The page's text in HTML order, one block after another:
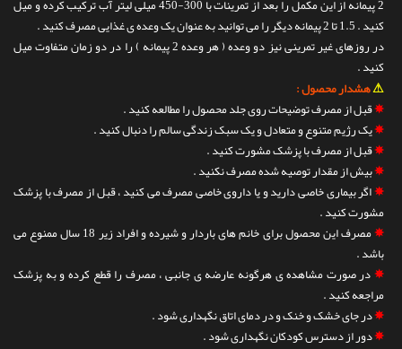
2 پیمانه از این مکمل را بعد از تمرینات با 300-450 میلی لیتر آب ترکیب کرده و میل
کنید . 1.5 تا 2 پیمانه دیگر را می توانید به عنوان یک وعده ی غذایی مصرف کنید .
در روزهای غیر تمرینی نیز دو وعده ( هر وعده 2 پیمانه ) را در دو زمان متفاوت میل
کنید .
⚠هشدار محصول :
✵قبل از مصرف توضیحات روی جلد محصول را مطالعه کنید .
✵یک رژیم متنوع و متعادل و یک سبک زندگی سالم را دنبال کنید .
✵قبل از مصرف با پزشک مشورت کنید .
✵بیش از مقدار توصیه شده مصرف نکنید .
✵اگر بیماری خاصی دارید و یا داروی خاصی مصرف می کنید ، قبل از مصرف با پزشک
مشورت کنید .
✵
مصرف این محصول برای خانم های باردار و شیرده و افراد زیر 18 سال ممنوع می
باشد .
✵در صورت مشاهده ی هرگونه عارضه ی جانبی ، مصرف را قطع کرده و به پزشک
مراجعه کنید .
✵در جای خشک و خنک و در دمای اتاق نگهداری شود .
✵دور از دسترس کودکان نگهداری شود .